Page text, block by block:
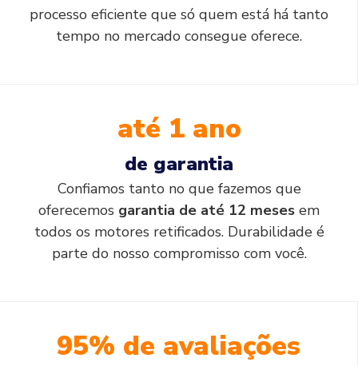
processo eficiente que só quem está há tanto
tempo no mercado consegue oferece.
até 1 ano
de garantia
Confiamos tanto no que fazemos que
oferecemos garantia de até 12 meses em
todos os motores retificados. Durabilidade é
parte do nosso compromisso com você.
95% de avaliações